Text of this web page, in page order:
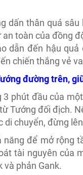
dấn thân quá
toàn của đồng
dẫn đến hậu
chiến thắng vẻ
đường trên,
3 phút đầu của
Tướng đối địch.
di chuyển, đừng
năng để mở rộng
tài nguyên của
và phản Gank.